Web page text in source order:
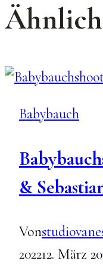
Babybauch
&
Von
202212. März